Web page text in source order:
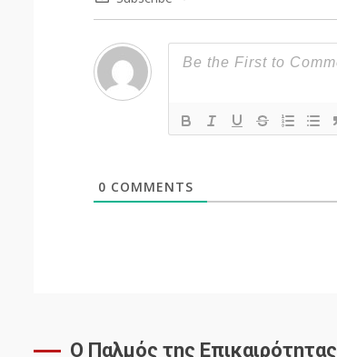
0 COMMENTS
Ο Παλμός της Επικαιρότητας